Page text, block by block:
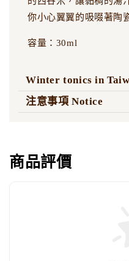
你小心翼翼的吸啜著陶
容量：30ml
Winter tonics in
注意事項 Notice
商品評價